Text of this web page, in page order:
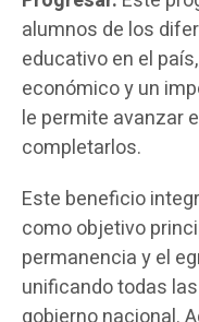
alumnos de los
educativo en el
económico y un
le permite avanzar
completarlos.
Este beneficio
como objetivo
permanencia y el
unificando todas